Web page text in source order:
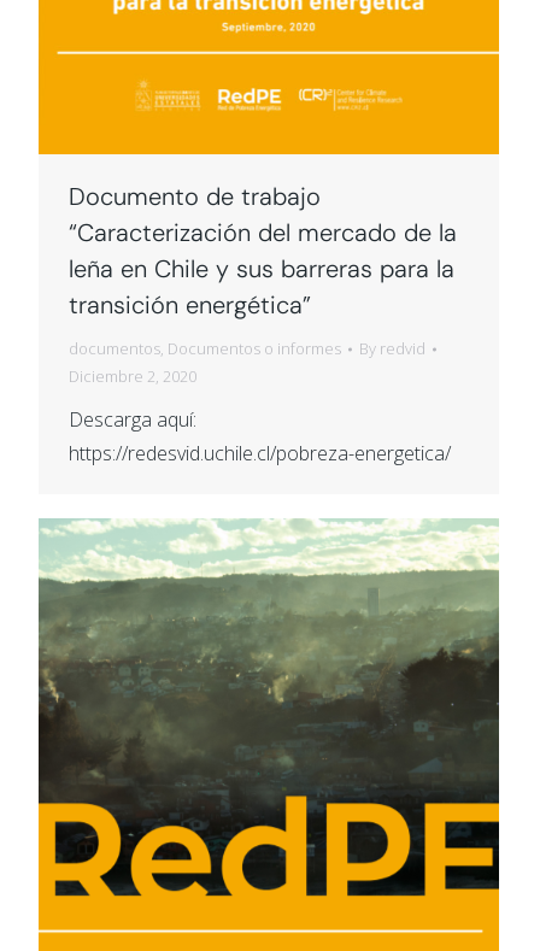
Documento de trabajo
“Caracterización del mercado de la
leña en Chile y sus barreras para la
transición energética”
documentos, Documentos o informes By redvid
Diciembre 2, 2020
Descarga aquí:
https://redesvid.uchile.cl/pobreza-energetica/